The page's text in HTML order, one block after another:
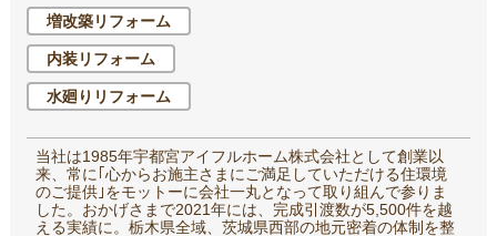
増改築リフォーム
内装リフォーム
水廻りリフォーム
当社は1985年宇都宮アイフルホーム株式会社として創業以
来、常に｢心からお施主さまにご満足していただける住環境
のご提供｣をモットーに会社一丸となって取り組んで参りま
した。おかげさまで2021年には、完成引渡数が5,500件を越
える実績に。栃木県全域、茨城県西部の地元密着の体制を整